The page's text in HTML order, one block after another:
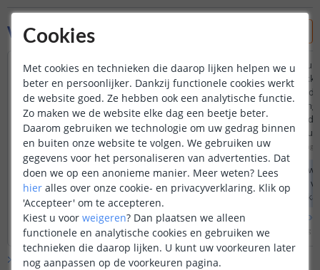
Vraag & antwoord
Laat de zwarte afdekkap ook licht door, of
is deze alleen bedoeld om het licht juist te
blokkeren? Indien het licht doorlaat: wat
doet dat met de helderheid (brightness)
van de LEDs?
Door Paul op woensdag 12 januari 2022
De zwarte afdekkap geeft een
lichtverlies vasn +/- 20%. Uiteraard zal
het licht wel doorlatend zijn met deze
Bekijk heleantwoord
Door Danielle op donderdag 13 januari 2022
Hallo, wat is de kleur van
transparante
witte kleur of oogt
En is de
afdekking veel
ook buiten te
Door Johan op woensdag
De kleur van de
zwart en de kleur
frosted wit
Bekijk
Door Bart op donderdag
Bekijk alle Vraag & antwoord
Cookies
Met cookies en technieken die daarop lijken helpen we u
beter en persoonlijker. Dankzij functionele cookies werkt
de website goed. Ze hebben ook een analytische functie.
Zo maken we de website elke dag een beetje beter.
Daarom gebruiken we technologie om uw gedrag binnen
en buiten onze website te volgen. We gebruiken uw
gegevens voor het personaliseren van advertenties. Dat
doen we op een anonieme manier. Meer weten? Lees
hier alles over onze cookie- en privacyverklaring. Klik op
'Accepteer' om te accepteren.
Kiest u voor weigeren? Dan plaatsen we alleen
functionele en analytische cookies en gebruiken we
technieken die daarop lijken. U kunt uw voorkeuren later
nog aanpassen op de voorkeuren pagina.